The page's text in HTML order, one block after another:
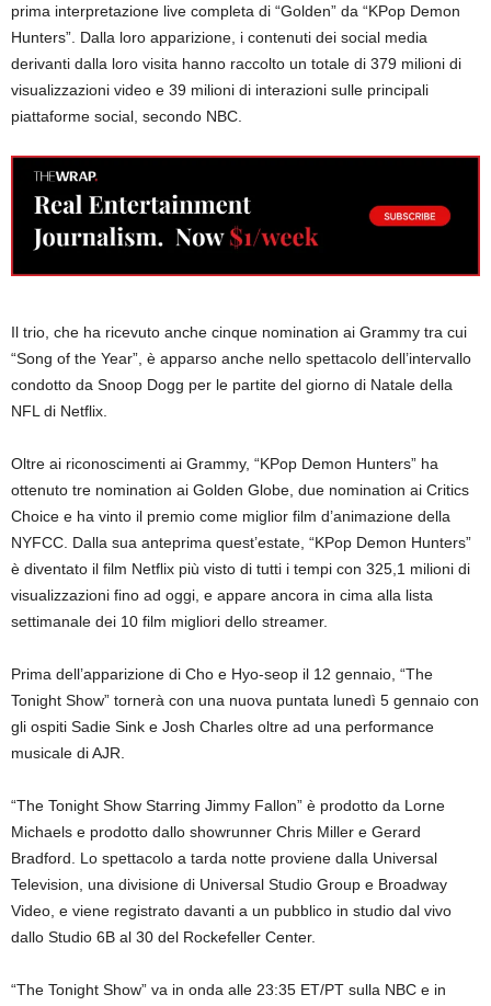
prima interpretazione live completa di “Golden” da “KPop Demon
Hunters”. Dalla loro apparizione, i contenuti dei social media
derivanti dalla loro visita hanno raccolto un totale di 379 milioni di
visualizzazioni video e 39 milioni di interazioni sulle principali
piattaforme social, secondo NBC.
Il trio, che ha ricevuto anche cinque nomination ai Grammy tra cui
“Song of the Year”, è apparso anche nello spettacolo dell’intervallo
condotto da Snoop Dogg per le partite del giorno di Natale della
NFL di Netflix.
Oltre ai riconoscimenti ai Grammy, “KPop Demon Hunters” ha
ottenuto tre nomination ai Golden Globe, due nomination ai Critics
Choice e ha vinto il premio come miglior film d’animazione della
NYFCC. Dalla sua anteprima quest’estate, “KPop Demon Hunters”
è diventato il film Netflix più visto di tutti i tempi con 325,1 milioni di
visualizzazioni fino ad oggi, e appare ancora in cima alla lista
settimanale dei 10 film migliori dello streamer.
Prima dell’apparizione di Cho e Hyo-seop il 12 gennaio, “The
Tonight Show” tornerà con una nuova puntata lunedì 5 gennaio con
gli ospiti Sadie Sink e Josh Charles oltre ad una performance
musicale di AJR.
“The Tonight Show Starring Jimmy Fallon” è prodotto da Lorne
Michaels e prodotto dallo showrunner Chris Miller e Gerard
Bradford. Lo spettacolo a tarda notte proviene dalla Universal
Television, una divisione di Universal Studio Group e Broadway
Video, e viene registrato davanti a un pubblico in studio dal vivo
dallo Studio 6B al 30 del Rockefeller Center.
“The Tonight Show” va in onda alle 23:35 ET/PT sulla NBC e in